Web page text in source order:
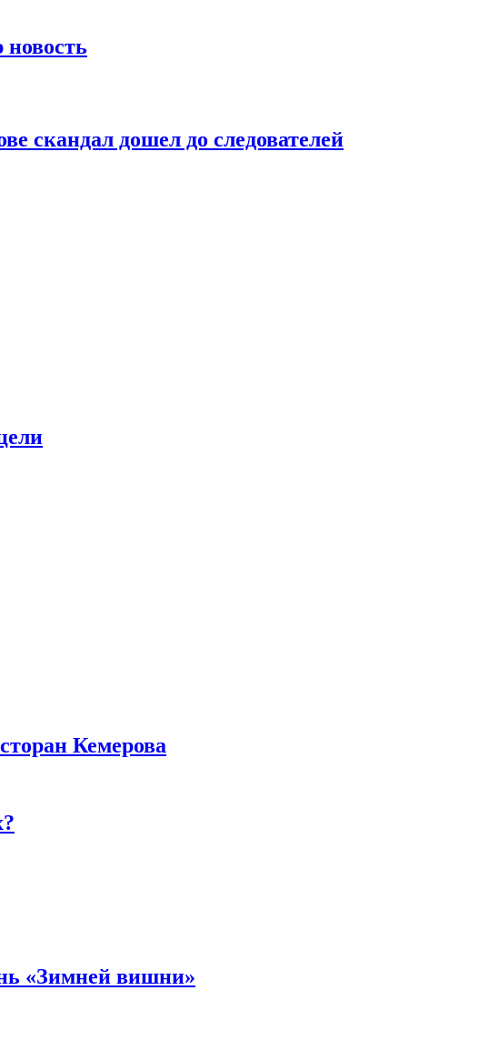
новость
скандал дошел до следователей
Кемерова
«Зимней вишни»